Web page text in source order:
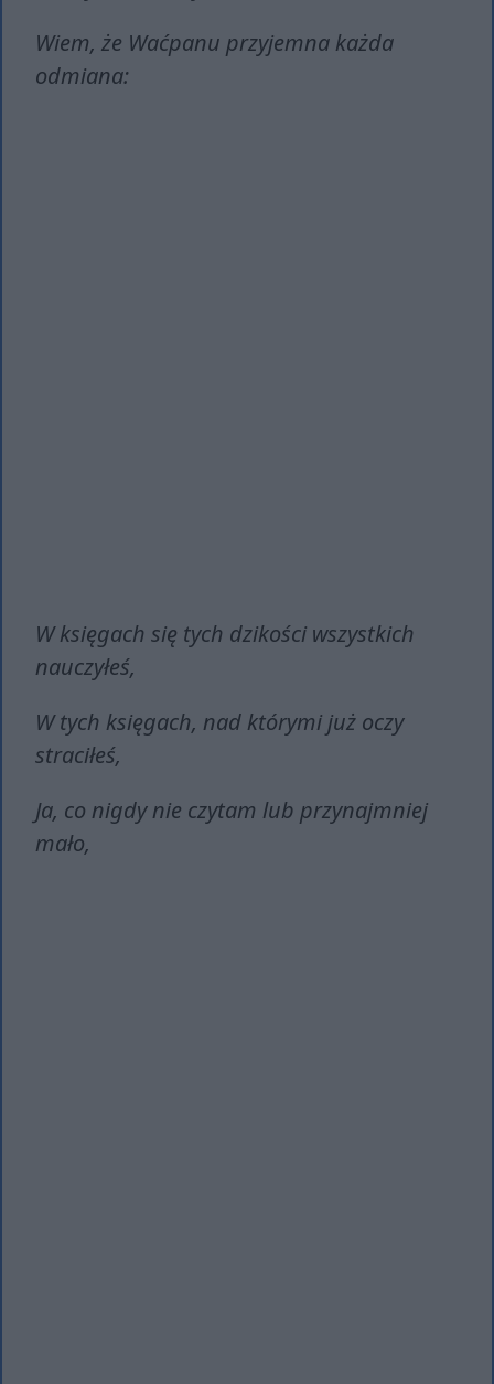
Wiem, że Waćpanu przyjemna każda
odmiana:
W księgach się tych dzikości wszystkich
nauczyłeś,
W tych księgach, nad którymi już oczy
straciłeś,
Ja, co nigdy nie czytam lub przynajmniej
mało,